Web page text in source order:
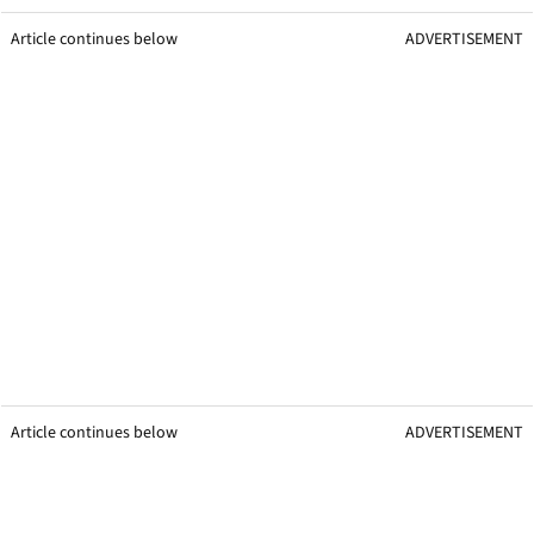
Article continues below ADVERTISEMENT
Article continues below ADVERTISEMENT